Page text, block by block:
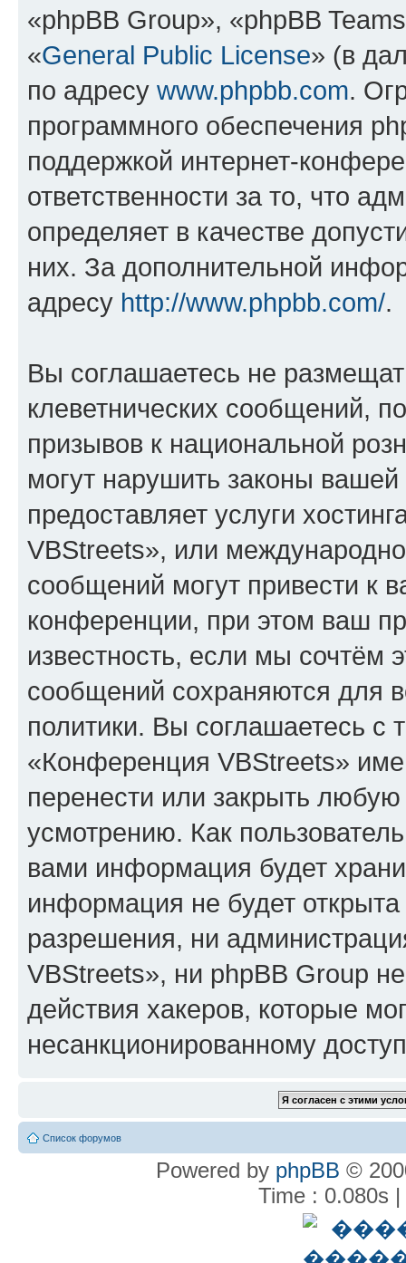
«phpBB Group», «phpBB
«General Public License» (в
по адресу www.phpbb.com.
программного обеспечения
поддержкой интернет-
ответственности за то, что
определяет в качестве
них. За дополнительной
адресу http://www.phpbb.com/.
Вы соглашаетесь не
клеветнических сообщений,
призывов к национальной
могут нарушить законы
предоставляет услуги
VBStreets», или
сообщений могут привести к
конференции, при этом ваш
известность, если мы сочтём
сообщений сохраняются для
политики. Вы соглашаетесь
«Конференция VBStreets»
перенести или закрыть
усмотрению. Как
вами информация будет
информация не будет
разрешения, ни
VBStreets», ни phpBB Group
действия хакеров, которые
несанкционированному
Список форумов
Powered by phpBB ©
Time : 0.080s